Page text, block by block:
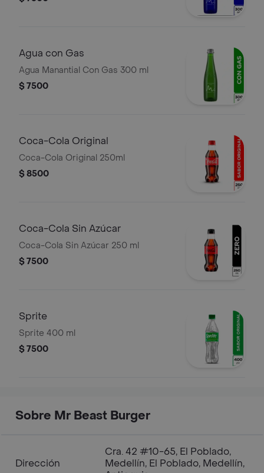
Agua con Gas
Agua Manantial Con Gas 300 ml
$ 7500
Coca-Cola Original
Coca-Cola Original 250ml
$ 8500
Coca-Cola Sin Azúcar
Coca-Cola Sin Azúcar 250 ml
$ 7500
Sprite
Sprite 400 ml
$ 7500
Sobre Mr Beast Burger
Dirección
Cra. 42 #10-65, El Poblado,
Medellín, El Poblado, Medellín,